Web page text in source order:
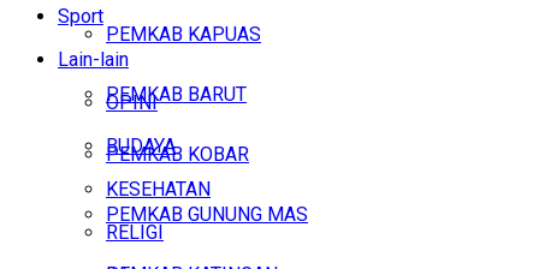
Sport
Lain-lain
OPINI
BUDAYA
KESEHATAN
RELIGI
PEMKAB KAPUAS
PEMKAB BARUT
PEMKAB KOBAR
PEMKAB GUNUNG MAS